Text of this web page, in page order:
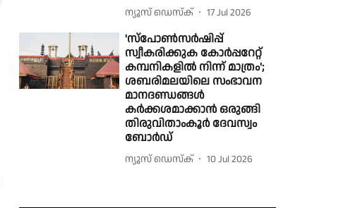
ന്യൂസ് ഡെസ്ക് 17 Jul 2026
'സ്പോണ്‍സര്‍ഷിപ്പ്
സ്വീകരിക്കുക കോര്‍പ്പറേറ്റ്
കമ്പനികളിൽ നിന്ന് മാത്രം';
ശബരിമലയിലെ സംഭാവന
മാനദണ്ഡങ്ങൾ
കർക്കശമാക്കാൻ ഒരുങ്ങി
തിരുവിതാംകൂർ ദേവസ്വം
ബോർഡ്
ന്യൂസ് ഡെസ്ക് 10 Jul 2026